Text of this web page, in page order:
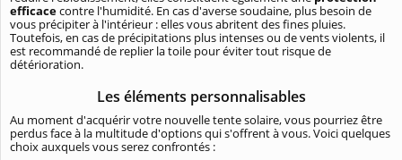
efficacecontre l'humidité. En cas d'averse soudaine, plus besoin de
vous précipiter à l'intérieur : elles vous abritent des fines pluies.
Toutefois, en cas de précipitations plus intenses ou de vents violents, il
est recommandé de replier la toile pour éviter tout risque de
détérioration.
Les éléments personnalisables
Au moment d'acquérir votre nouvelle tente solaire, vous pourriez être
perdus face à la multitude d'options qui s'offrent à vous. Voici quelques
choix auxquels vous serez confrontés :